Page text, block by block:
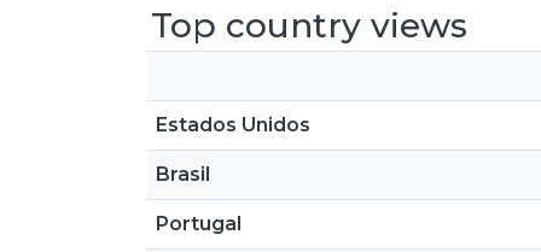
Top country views
Estados Unidos
Brasil
Portugal